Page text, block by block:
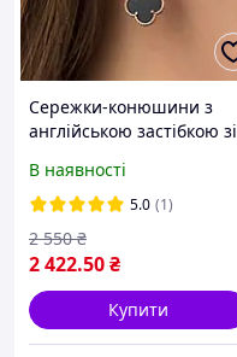
Сережки-конюшини з
англійською застібкою зі
оніксу "Блаженна"
В наявності
5.0 (1)
2 422.50₴
2 550 ₴
Купити